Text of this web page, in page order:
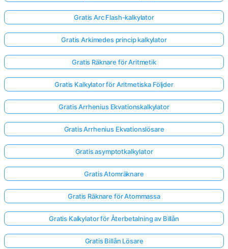
Gratis Arc Flash-kalkylator
Gratis Arkimedes princip kalkylator
Gratis Räknare för Aritmetik
Gratis Kalkylator för Aritmetiska Följder
Gratis Arrhenius Ekvationskalkylator
Gratis Arrhenius Ekvationslösare
Gratis asymptotkalkylator
Gratis Atomräknare
Gratis Räknare för Atommassa
Gratis Kalkylator för Återbetalning av Billån
Gratis Billån Lösare